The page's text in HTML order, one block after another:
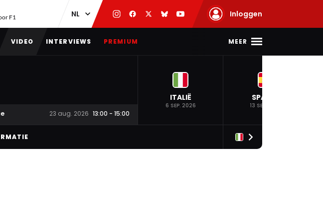
F1 Inloggen
VIDEO INTERVIEWS PREMIUM MEER
23 aug. 2026 13:00 - 15:00
ITALIË
6 SEP. 2026
SPANJE
13 SEP. 2026